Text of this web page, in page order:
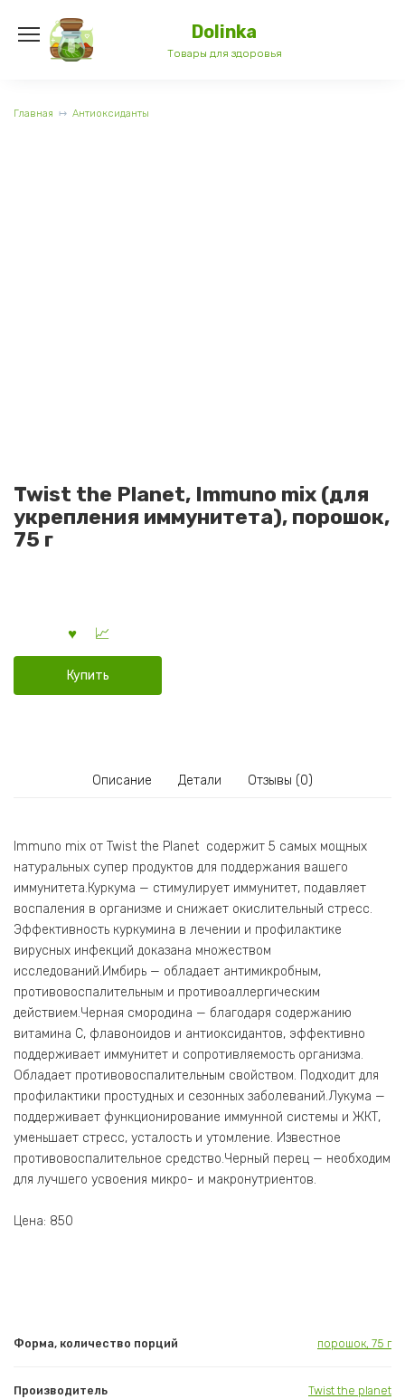
содержанию
Dolinka
Товары для здоровья
Главная Антиоксиданты
Twist the Planet, Immuno mix (для
укрепления иммунитета), порошок,
75 г
Купить
Описание Детали Отзывы (0)
Immuno mix от Twist the Planet содержит 5 самых мощных
натуральных супер продуктов для поддержания вашего
иммунитета.Куркума — стимулирует иммунитет, подавляет
воспаления в организме и снижает окислительный стресс.
Эффективность куркумина в лечении и профилактике
вирусных инфекций доказана множеством
исследований.Имбирь — обладает антимикробным,
противовоспалительным и противоаллергическим
действием.Черная смородина — благодаря содержанию
витамина С, флавоноидов и антиоксидантов, эффективно
поддерживает иммунитет и сопротивляемость организма.
Обладает противовоспалительным свойством. Подходит для
профилактики простудных и сезонных заболеваний.Лукума —
поддерживает функционирование иммунной системы и ЖКТ,
уменьшает стресс, усталость и утомление. Известное
противовоспалительное средство.Черный перец — необходим
для лучшего усвоения микро- и макронутриентов.
Цена: 850
Форма, количество порций порошок, 75 г
Производитель Twist the planet